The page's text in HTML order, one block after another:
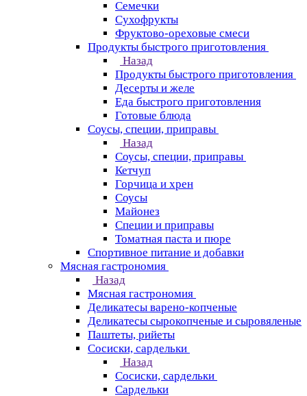
Семечки
Сухофрукты
Фруктово-ореховые смеси
Продукты быстрого приготовления
Назад
Продукты быстрого приготовления
Десерты и желе
Еда быстрого приготовления
Готовые блюда
Соусы, специи, приправы
Назад
Соусы, специи, приправы
Кетчуп
Горчица и хрен
Соусы
Майонез
Специи и приправы
Томатная паста и пюре
Спортивное питание и добавки
Мясная гастрономия
Назад
Мясная гастрономия
Деликатесы варено-копченые
Деликатесы сырокопченые и сыровяленые
Паштеты, рийеты
Сосиски, сардельки
Назад
Сосиски, сардельки
Сардельки